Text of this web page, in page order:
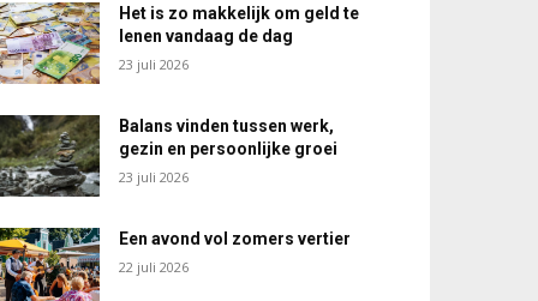
Het is zo makkelijk om geld te
lenen vandaag de dag
23 juli 2026
Balans vinden tussen werk,
gezin en persoonlijke groei
23 juli 2026
Een avond vol zomers vertier
22 juli 2026